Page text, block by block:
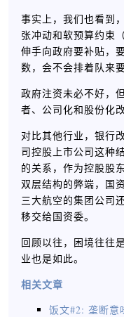
事实上，我们也看到
张冲动和软预算约束
伸手向政府要补贴，
数，会不会排着队来
政府注资未必不好，
者、公司化和股份化
对比其他行业，银行
司控股上市公司这种
的关系，作为控股股
双层结构的弊端，国
三大航空的集团公司
移交给国资委。
回顾以往，困境往往
业也是如此。
相关文章
饭文#2: 垄断意